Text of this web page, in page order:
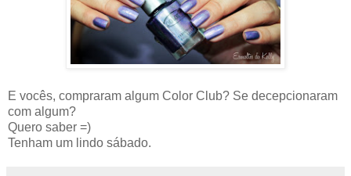
E vocês, compraram algum Color Club? Se decepcionaram
com algum?
Quero saber =)
Tenham um lindo sábado.